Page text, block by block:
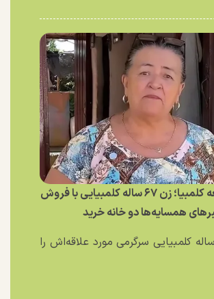
ملکه شایعه کلمبیا؛ زن ۶۷ ساله کلمبیایی با فروش
همسایه‌ها دو خانه خرید
یک زن ۶۷ ساله کلمبیایی سرگرمی مورد علاقه‌اش را